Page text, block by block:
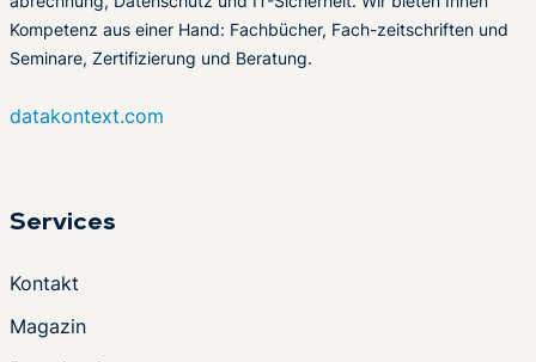
Kompetenz aus einer Hand: Fachbücher, Fach-zeitschriften und
Seminare, Zertifizierung und Beratung.
datakontext.com
Services
Kontakt
Magazin